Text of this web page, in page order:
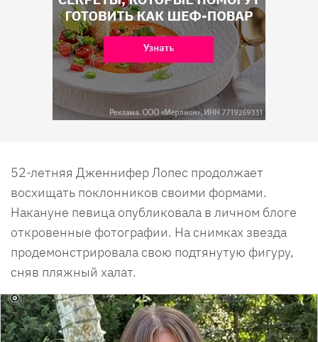
52-летняя Дженнифер Лопес продолжает
восхищать поклонников своими формами.
Накануне певица опубликовала в личном блоге
откровенные фотографии. На снимках звезда
продемонстрировала свою подтянутую фигуру,
сняв пляжный халат.